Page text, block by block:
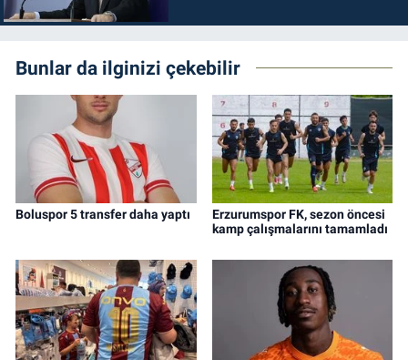
Bunlar da ilginizi çekebilir
Boluspor 5 transfer daha yaptı
Erzurumspor FK, sezon öncesi
kamp çalışmalarını tamamladı